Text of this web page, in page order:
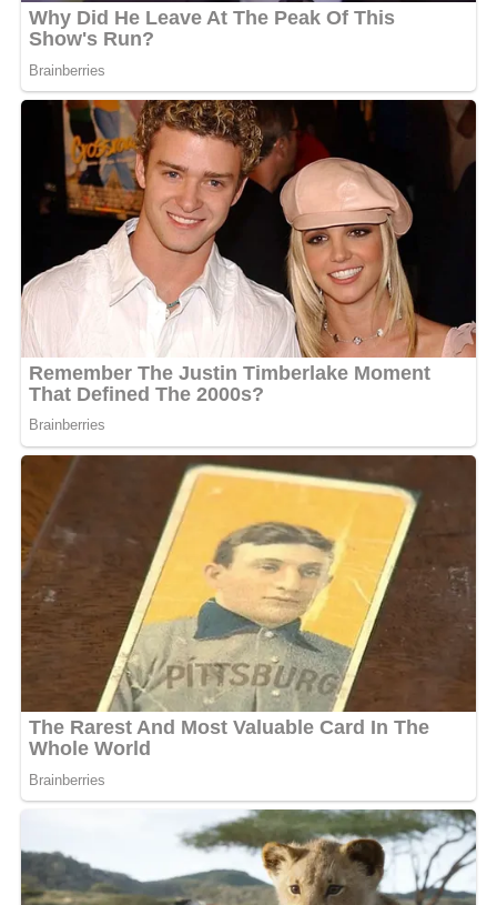
Le premier spectacle, intitulé« Dipanda Rire, bouillon
de l’indépendance »
, marquera l’ouverture officielle des
lieux. Il rassemblera une pléiade de talents du stand-up
gabonais : Yann Koko, BB la Doudou, Décodeur
Mystikvirus, Maman Grand Nord, Aude Esther et Eunice,
aux côtés de Defunzu lui-même.
Un geste pour la relève de l’humour gabonais
Avec ce projet, Omar Defunzu veut offrir une tribune
aux jeunes comédiens. « Il s’agit de transmettre
l’héritage du rire à la nouvelle génération », confie-t-on
dans l’entourage de l’artiste. L’ouverture de ce cabaret
est donc aussi une déclaration d’amour à l’humour